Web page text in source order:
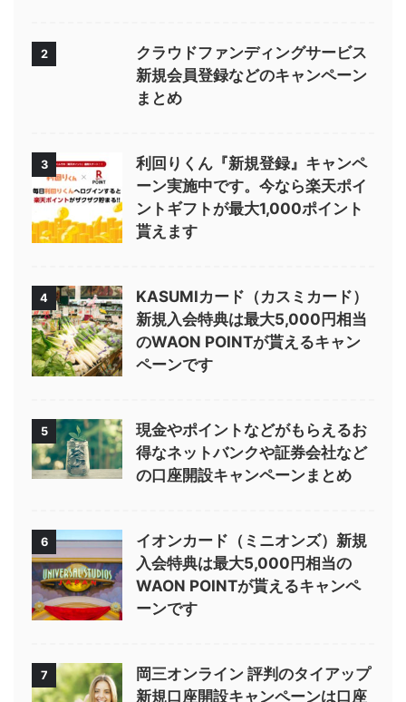
2
クラウドファンディングサービス
新規会員登録などのキャンペーン
まとめ
3
利回りくん『新規登録』キャンペ
ーン実施中です。今なら楽天ポイ
ントギフトが最大1,000ポイント
貰えます
4
KASUMIカード（カスミカード）
新規入会特典は最大5,000円相当
のWAON POINTが貰えるキャン
ペーンです
5
現金やポイントなどがもらえるお
得なネットバンクや証券会社など
の口座開設キャンペーンまとめ
6
イオンカード（ミニオンズ）新規
入会特典は最大5,000円相当の
WAON POINTが貰えるキャンペ
ーンです
7
岡三オンライン 評判のタイアップ
新規口座開設キャンペーンは口座